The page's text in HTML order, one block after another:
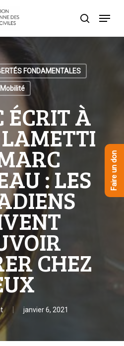
recherche
Menu
FONDAMENTALES
Mobilité
ÉCRIT À
: LES
CHEZ
janvier 6, 2021
Faire un don